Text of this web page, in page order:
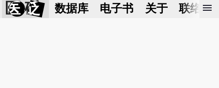
医 砭 数据库 电子书 关于 联络我
menu